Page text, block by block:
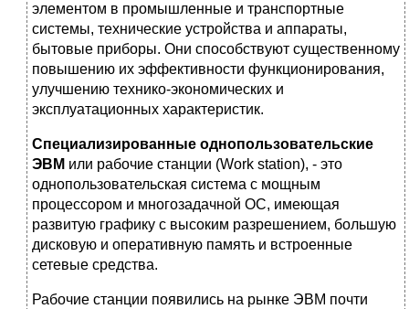
элементом в промышленные и транспортные
системы, технические устройства и аппараты,
бытовые приборы. Они способствуют существенному
повышению их эффективности функционирования,
улучшению технико-экономических и
эксплуатационных характеристик.
Специализированные однопользовательские
ЭВМ или рабочие станции (Work station), - это
однопользовательская система с мощным
процессором и многозадачной ОС, имеющая
развитую графику с высоким разрешением, большую
дисковую и оперативную память и встроенные
сетевые средства.
Рабочие станции появились на рынке ЭВМ почти